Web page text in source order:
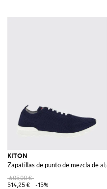
KITON
Zapatillas de punto de mezcla de
605,00 €
514,25 €
-15%